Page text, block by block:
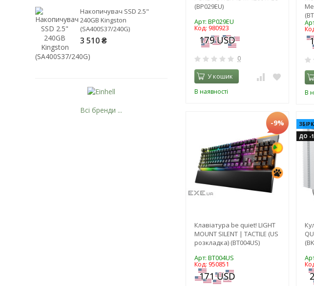
(BP029EU)
Арт: BP029EU
Код: 980923
0
У кошик
В наявності В
-9%
Клавіатура be quiet! LIGHT
MOUNT SILENT | TACTILE (US
розкладка) (BT004US)
Арт: BT004US
Код: 950851
ДО -
Накопичувач SSD 2.5"
240GB Kingston
(SA400S37/240G)
3 510 ₴
Всі бренди ...